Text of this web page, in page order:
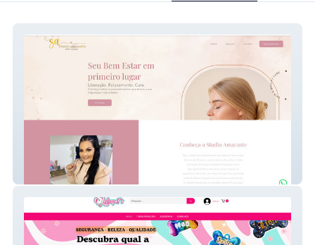
Studio Amarante